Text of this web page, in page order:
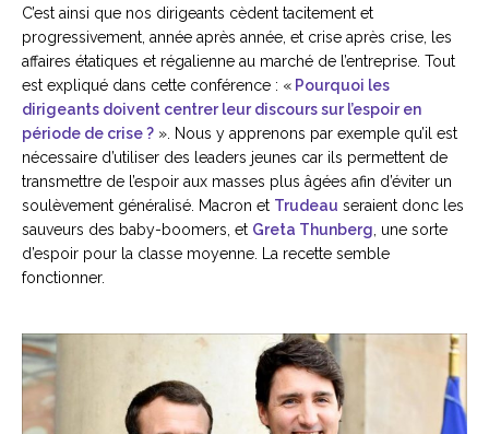
C’est ainsi que nos dirigeants cèdent tacitement et
progressivement, année après année, et crise après crise, les
affaires étatiques et régalienne au marché de l’entreprise. Tout
est expliqué dans cette conférence : « Pourquoi les
dirigeants doivent centrer leur discours sur l’espoir en
période de crise ? ». Nous y apprenons par exemple qu’il est
nécessaire d’utiliser des leaders jeunes car ils permettent de
transmettre de l’espoir aux masses plus âgées afin d’éviter un
soulèvement généralisé. Macron et Trudeau seraient donc les
sauveurs des baby-boomers, et Greta Thunberg , une sorte
d’espoir pour la classe moyenne. La recette semble
fonctionner.